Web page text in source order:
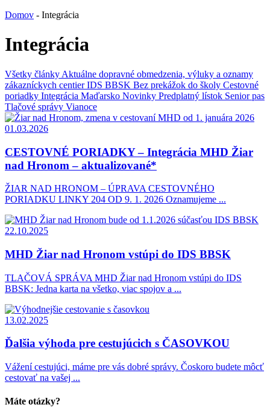
Domov - Integrácia
Integrácia
Všetky články Aktuálne dopravné obmedzenia, výluky a oznamy
zákazníckych centier IDS BBSK Bez prekážok do školy Cestovné
poriadky Integrácia Maďarsko Novinky Predplatný lístok Senior pas
Tlačové správy Vianoce
01.03.2026
CESTOVNÉ PORIADKY – Integrácia MHD Žiar
nad Hronom – aktualizované*
ŽIAR NAD HRONOM – ÚPRAVA CESTOVNÉHO
PORIADKU LINKY 204 OD 9. 1. 2026 Oznamujeme ...
22.10.2025
MHD Žiar nad Hronom vstúpi do IDS BBSK
TLAČOVÁ SPRÁVA MHD Žiar nad Hronom vstúpi do IDS
BBSK: Jedna karta na všetko, viac spojov a ...
13.02.2025
Ďalšia výhoda pre cestujúcich s ČASOVKOU
Vážení cestujúci, máme pre vás dobré správy. Čoskoro budete môcť
cestovať na vašej ...
Máte otázky?